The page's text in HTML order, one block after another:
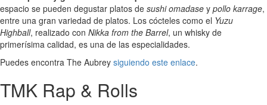
espacio se pueden degustar platos de sushi omadase y pollo karrage,
entre una gran variedad de platos. Los cócteles como el Yuzu
Highball, realizado con Nikka from the Barrel, un whisky de
primerísima calidad, es una de las especialidades.
Puedes encontra The Aubrey siguiendo este enlace.
TMK Rap & Rolls